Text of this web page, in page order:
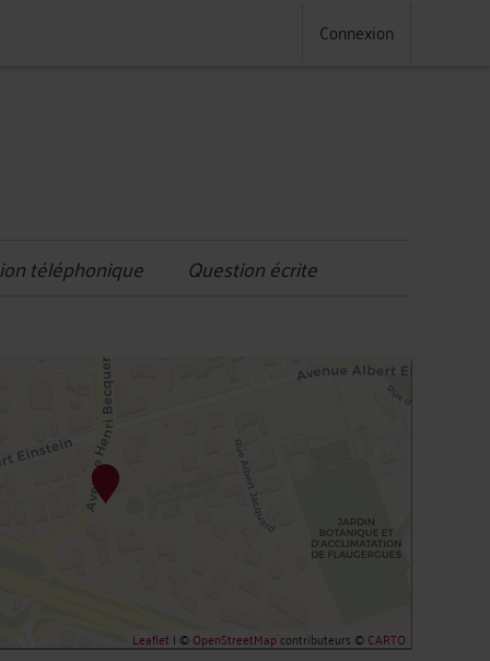
Connexion
téléphonique Question écrite
Leaflet | ©OpenStreetMapcontributeurs ©CARTO